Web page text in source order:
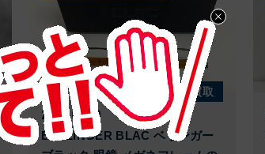
出張買取
2025.09.10
BELLINGER BLAC ベリンガー